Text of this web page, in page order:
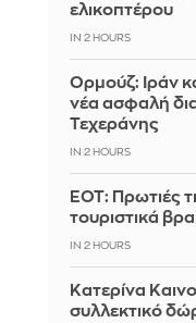
ελικοπτέρου
IN 2 HOURS
Ορμούζ: Ιράν
νέα ασφαλή
Τεχεράνης
IN 2 HOURS
ΕΟΤ: Πρωτιές
τουριστικά
IN 2 HOURS
Κατερίνα
συλλεκτικό